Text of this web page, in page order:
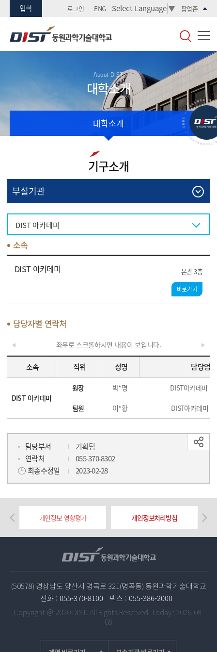
입학 로그인 ENG Select Language▼ 팝업존
About DIST
대학소개
대학소개
기구소개
부설기관
DIST 아카데미
소속
DIST 아카데미 본관 3층
바로가기
담당자별 연락처
좌우로 스크롤하시면 내용이 보입니다.
소속 직위 성명 담당업무
DIST 아카데미
원장 박*명 DIST아카데미
팀원 이*황 DIST아카데미
담당부서
기획팀
연락처
055-370-8302
최종수정일
2023-02-28
(50578) 경상남도 양산시 명곡로 321(명곡동) 동원과학기술대학교
전화 : 055-370-8100 팩스 : 055-386-2000
Copyright ＠ 2020 DIST. All Rights Reserved. Today : 2026-08-
08
개인정보 영향평가 개인정보처리방침